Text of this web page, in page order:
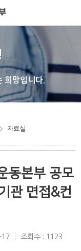
희망입니다.
자료실
동본부 공모
관 면접&컨
17 조회수 : 1123